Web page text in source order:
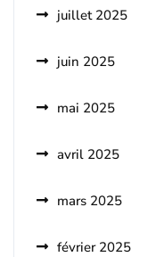
juillet 2025
juin 2025
mai 2025
avril 2025
mars 2025
février 2025